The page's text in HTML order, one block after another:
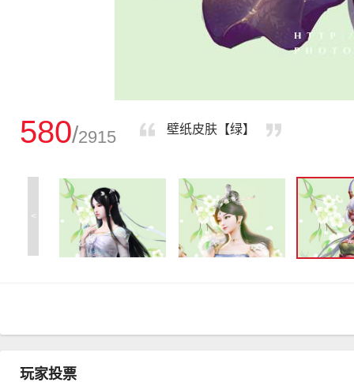
580/2915 壁纸皮肤【绿】
<
玩家投票